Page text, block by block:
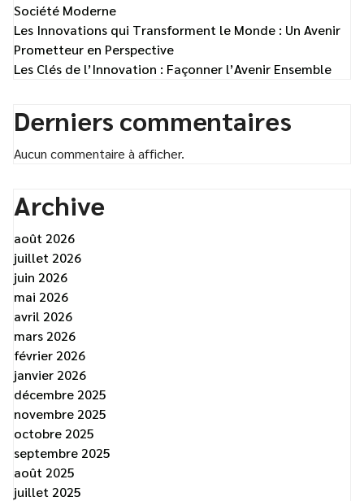
Société Moderne
Les Innovations qui Transforment le Monde : Un Avenir
Prometteur en Perspective
Les Clés de l’Innovation : Façonner l’Avenir Ensemble
Derniers commentaires
Aucun commentaire à afficher.
Archive
août 2026
juillet 2026
juin 2026
mai 2026
avril 2026
mars 2026
février 2026
janvier 2026
décembre 2025
novembre 2025
octobre 2025
septembre 2025
août 2025
juillet 2025